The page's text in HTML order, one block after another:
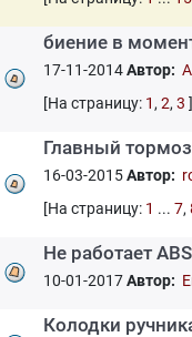
биение в
17-11-2014Автор:
[На страницу: 1 , 2, 3 ]
Главный
16-03-2015Автор:
[На страницу: 1 ... 7,
Не работает
10-01-2017Автор:
Колодки